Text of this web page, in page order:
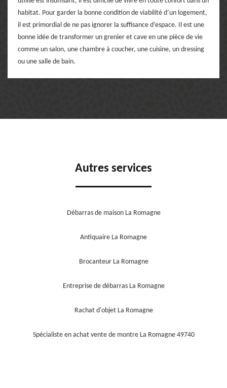
habitat. Pour garder la bonne condition de viabilité d’un logement,
il est primordial de ne pas ignorer la suffisance d’espace. Il est une
bonne idée de transformer un grenier et cave en une pièce de vie
comme un salon, une chambre à coucher, une cuisine, un dressing
ou une salle de bain.
Autres services
Débarras de maison La Romagne
Antiquaire La Romagne
Brocanteur La Romagne
Entreprise de débarras La Romagne
Rachat d'objet La Romagne
Spécialiste en achat vente de montre La Romagne 49740